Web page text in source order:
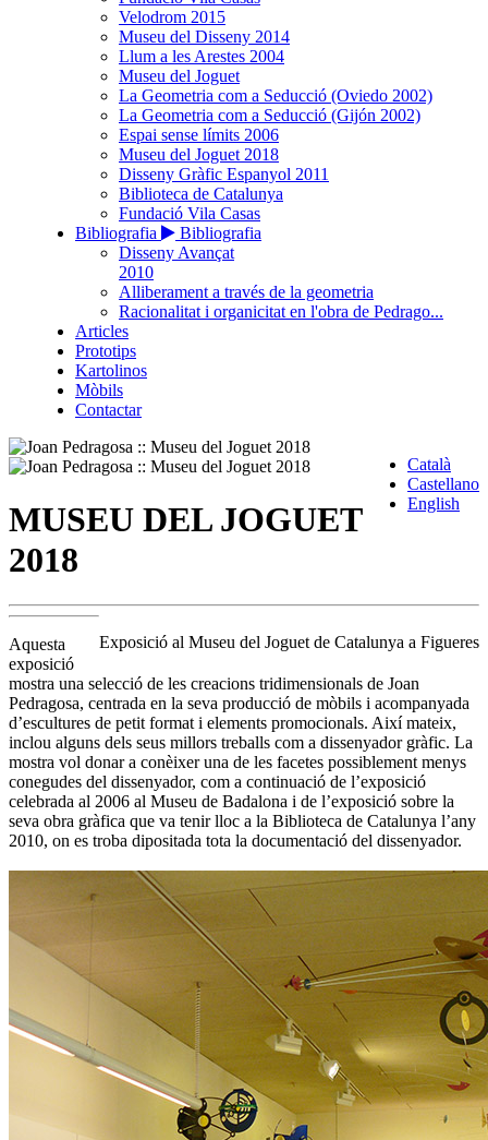
Velodrom 2015
Museu del Disseny 2014
Llum a les Arestes 2004
Museu del Joguet
La Geometria com a Seducció (Oviedo 2002)
La Geometria com a Seducció (Gijón 2002)
Espai sense límits 2006
Museu del Joguet 2018
Disseny Gràfic Espanyol 2011
Biblioteca de Catalunya
Fundació Vila Casas
Bibliografia
Bibliografia
Disseny Avançat
2010
Alliberament a través de la geometria
Racionalitat i organicitat en l'obra de Pedrago...
Articles
Prototips
Kartolinos
Mòbils
Contactar
Català
Castellano
English
MUSEU DEL JOGUET
2018
Exposició al Museu del Joguet de Catalunya a Figueres
Aquesta
exposició
mostra una selecció de les creacions tridimensionals de Joan
Pedragosa, centrada en la seva producció de mòbils i acompanyada
d’escultures de petit format i elements promocionals. Així mateix,
inclou alguns dels seus millors treballs com a dissenyador gràfic. La
mostra vol donar a conèixer una de les facetes possiblement menys
conegudes del dissenyador, com a continuació de l’exposició
celebrada al 2006 al Museu de Badalona i de l’exposició sobre la
seva obra gràfica que va tenir lloc a la Biblioteca de Catalunya l’any
2010, on es troba dipositada tota la documentació del dissenyador.